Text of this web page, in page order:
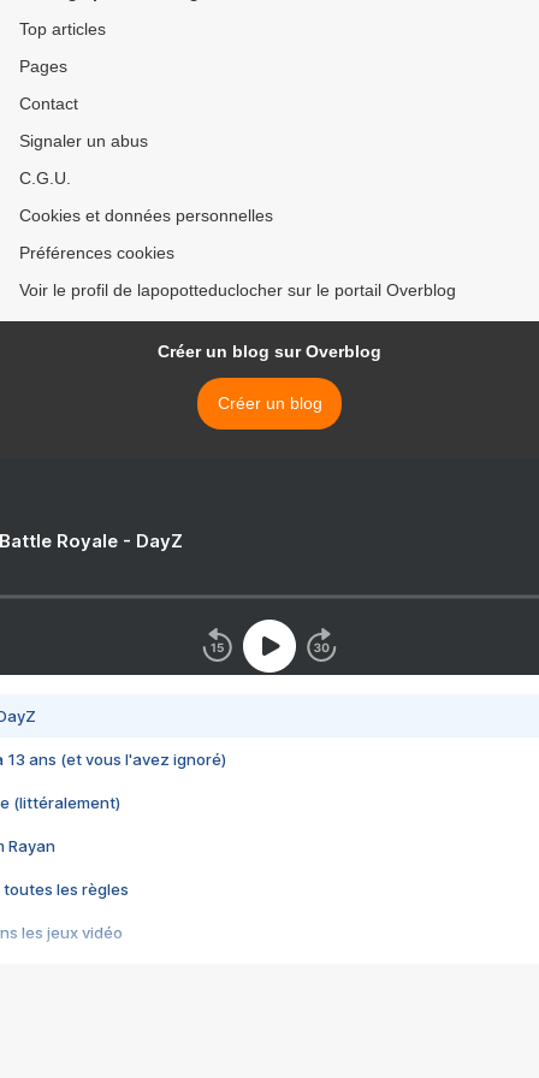
Top articles
Pages
Contact
Signaler un abus
C.G.U.
Cookies et données personnelles
Préférences cookies
Voir le profil de lapopotteduclocher sur le portail Overblog
Créer un blog sur Overblog
Créer un blog
Royale - DayZ
13 ans (et vous l'avez ignoré)
(littéralement)
Rayan
toutes les règles
les jeux vidéo